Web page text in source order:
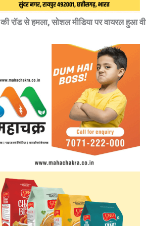
रॉड से हमला, सोशल मीडिया पर वायरल हुआ